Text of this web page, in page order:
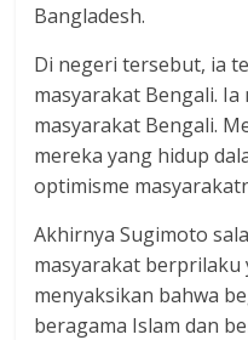
Bangladesh.
Di negeri tersebut, ia
masyarakat Bengali.
masyarakat Bengali.
mereka yang hidup
optimisme
Akhirnya Sugimoto
masyarakat berprilaku
menyaksikan bahwa
beragama Islam dan